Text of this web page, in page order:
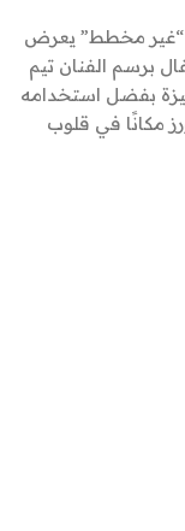
تصميم غلاف دفتر وسط Moonlight Stories “غير مخطط” يعرض
برسم الفنان تيم
بفضل استخدامه
مكانًا في قلوب